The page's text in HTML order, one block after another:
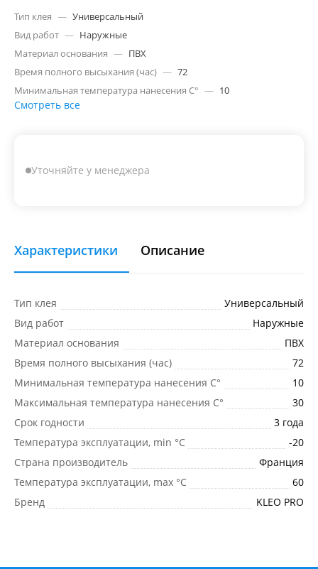
Тип клея — Универсальный
Вид работ — Наружные
Материал основания — ПВХ
Время полного высыхания (час) — 72
Минимальная температура нанесения C° — 10
Смотреть все
Уточняйте у менеджера
Характеристики Описание
Тип клея
Универсальный
Вид работ
Наружные
Материал основания
ПВХ
Время полного высыхания (час)
72
Минимальная температура нанесения C°
10
Максимальная температура нанесения C°
30
Срок годности
3 года
Температура эксплуатации, min °С
-20
Страна производитель
Франция
Температура эксплуатации, max °С
60
Бренд
KLEO PRO